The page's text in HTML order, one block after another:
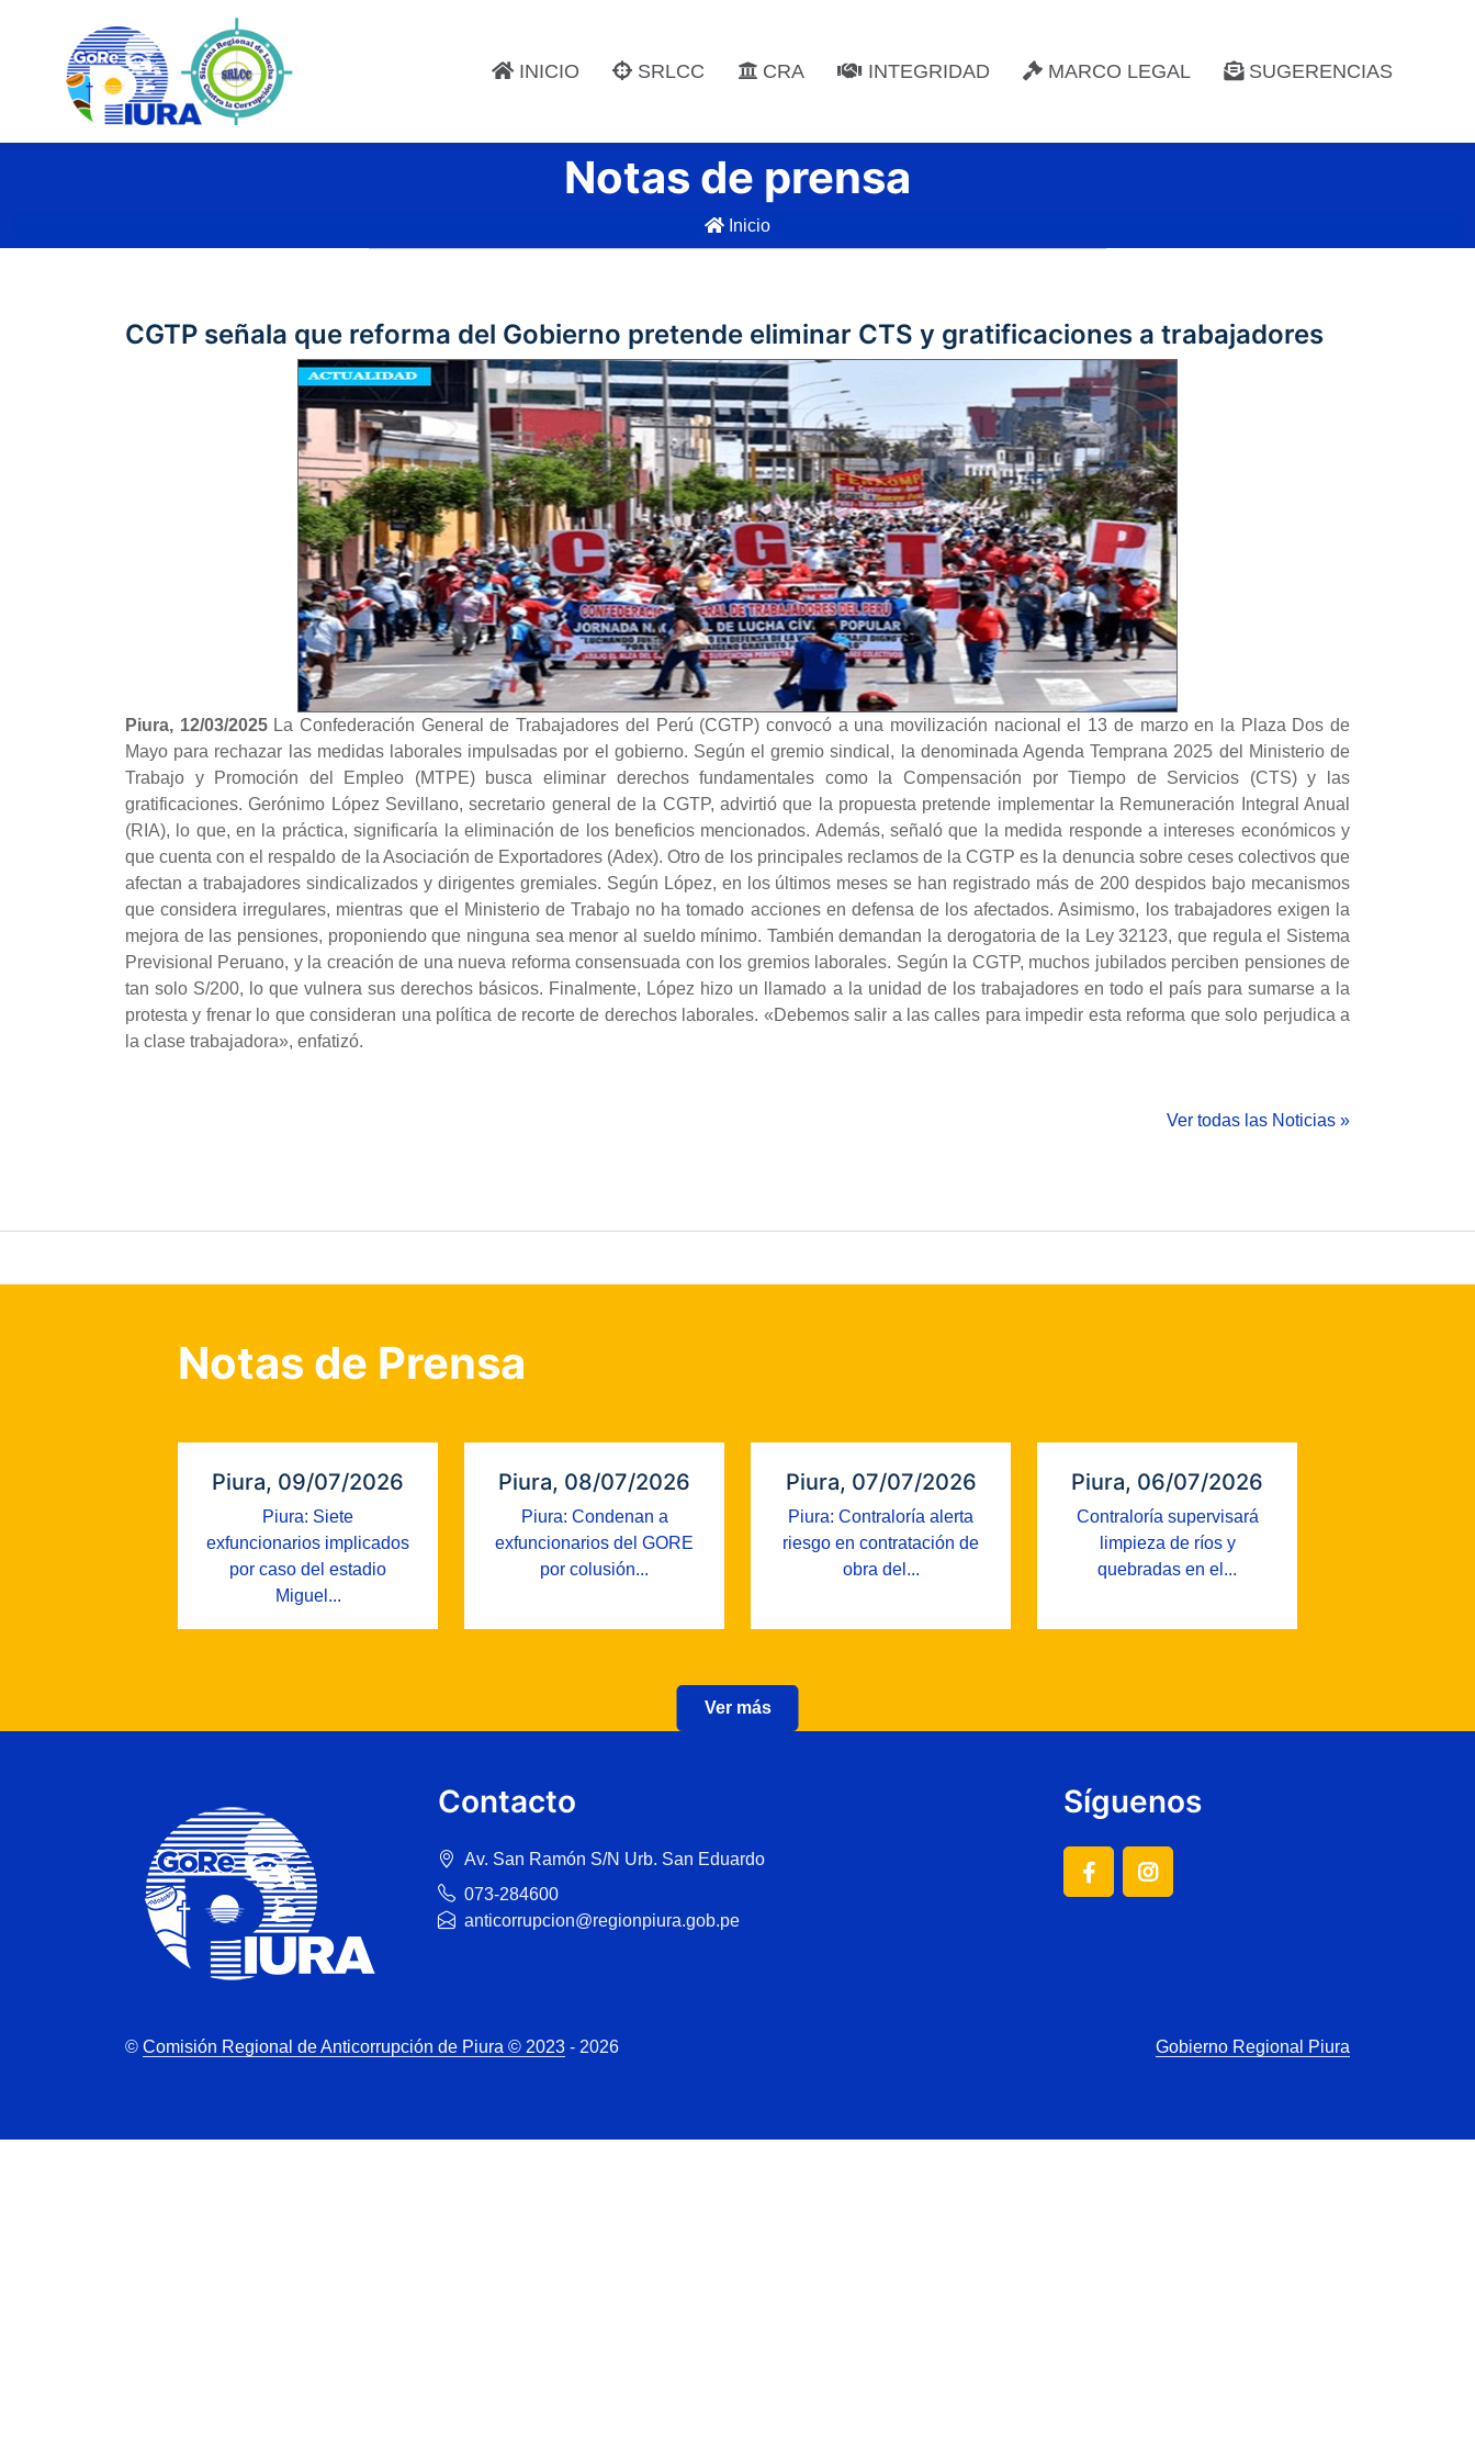
INICIO SRLCC CRA INTEGRIDAD MARCO LEGAL SUGERENCIAS
Notas de prensa
Inicio
CGTP señala que reforma del Gobierno pretende eliminar CTS y gratificaciones a trabajadores
Piura, 12/03/2025 La Confederación General de Trabajadores del Perú (CGTP) convocó a una movilización nacional el 13 de marzo en la Plaza Dos de
Mayo para rechazar las medidas laborales impulsadas por el gobierno. Según el gremio sindical, la denominada Agenda Temprana 2025 del Ministerio de
Trabajo y Promoción del Empleo (MTPE) busca eliminar derechos fundamentales como la Compensación por Tiempo de Servicios (CTS) y las
gratificaciones. Gerónimo López Sevillano, secretario general de la CGTP, advirtió que la propuesta pretende implementar la Remuneración Integral Anual
(RIA), lo que, en la práctica, significaría la eliminación de los beneficios mencionados. Además, señaló que la medida responde a intereses económicos y
que cuenta con el respaldo de la Asociación de Exportadores (Adex). Otro de los principales reclamos de la CGTP es la denuncia sobre ceses colectivos que
afectan a trabajadores sindicalizados y dirigentes gremiales. Según López, en los últimos meses se han registrado más de 200 despidos bajo mecanismos
que considera irregulares, mientras que el Ministerio de Trabajo no ha tomado acciones en defensa de los afectados. Asimismo, los trabajadores exigen la
mejora de las pensiones, proponiendo que ninguna sea menor al sueldo mínimo. También demandan la derogatoria de la Ley 32123, que regula el Sistema
Previsional Peruano, y la creación de una nueva reforma consensuada con los gremios laborales. Según la CGTP, muchos jubilados perciben pensiones de
tan solo S/200, lo que vulnera sus derechos básicos. Finalmente, López hizo un llamado a la unidad de los trabajadores en todo el país para sumarse a la
protesta y frenar lo que consideran una política de recorte de derechos laborales. «Debemos salir a las calles para impedir esta reforma que solo perjudica a
la clase trabajadora», enfatizó.
Ver todas las Noticias »
Notas de Prensa
Piura, 09/07/2026
Piura: Siete
exfuncionarios implicados
por caso del estadio
Miguel...
Piura, 08/07/2026
Piura: Condenan a
exfuncionarios del GORE
por colusión...
Piura, 07/07/2026
Piura: Contraloría alerta
riesgo en contratación de
obra del...
Piura, 06/07/2026
Contraloría supervisará
limpieza de ríos y
quebradas en el...
Ver más
Contacto
Av. San Ramón S/N Urb. San Eduardo
073-284600
anticorrupcion@regionpiura.gob.pe
Síguenos
© Comisión Regional de Anticorrupción de Piura © 2023 - 2026 Gobierno Regional Piura